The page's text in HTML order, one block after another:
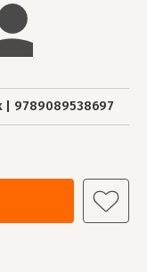
9789089538697